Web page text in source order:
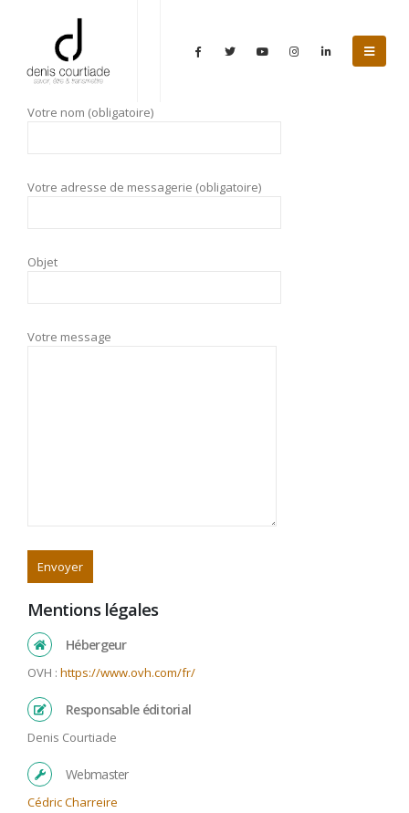
Votre nom (obligatoire)
Votre adresse de messagerie (obligatoire)
Objet
Votre message
Mentions légales
Hébergeur
OVH : https://www.ovh.com/fr/
Responsable éditorial
Denis Courtiade
Webmaster
Cédric Charreire